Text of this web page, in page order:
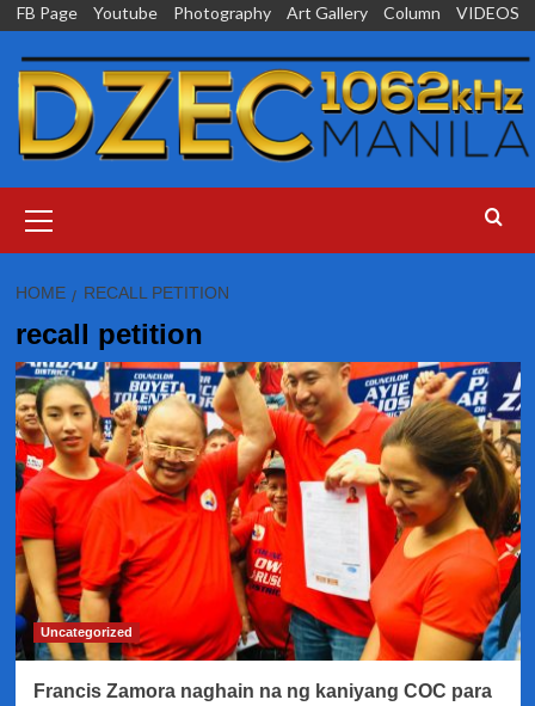
Skip
content
FB Page Youtube Photography Art Gallery Column VIDEOS
Menu
HOME RECALL PETITION
recall petition
Uncategorized
Francis Zamora naghain na ng kaniyang COC para